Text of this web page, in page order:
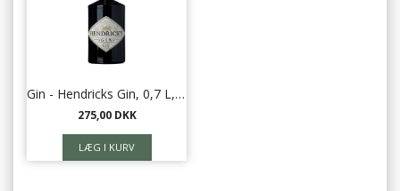
Gin - Hendricks Gin, 0,7 L, 44%
275,00 DKK